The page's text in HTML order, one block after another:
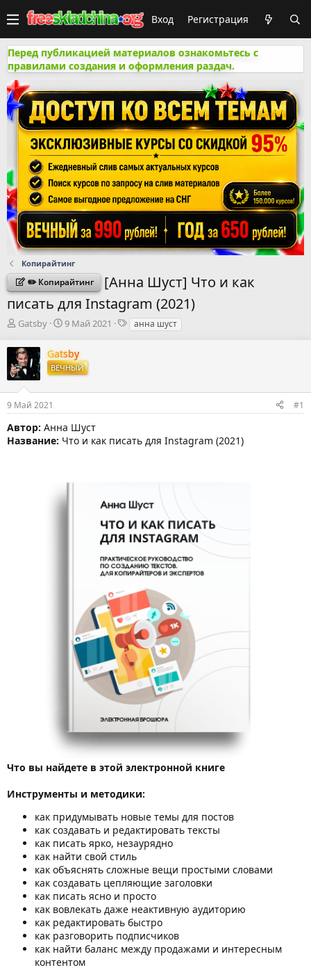
Вход Регистрация
Перед публикацией материалов ознакомьтесь с
правилами создания и оформления раздач.
Копирайтинг
✏️ Копирайтинг
[Анна Шуст] Что и как
писать для Instagram (2021)
А
т
о
р
м
ы
Gatsby
Д
т
а
н
а
л
а
9 Май 2021
Танна шуст
Gatsby
ВЕЧНЫЙ
9 Май 2021 #1
Автор: Анна Шуст
Название: Что и как писать для Instagram (2021)
Что вы найдете в этой электронной книге
Инструменты и методики:
как придумывать новые темы для постов
как создавать и редактировать тексты
как писать ярко, незаурядно
как найти свой стиль
как объяснять сложные вещи простыми словами
как создавать цепляющие заголовки
как писать ясно и просто
как вовлекать даже неактивную аудиторию
как редактировать быстро
как разговорить подписчиков
как найти баланс между продажами и интересным
контентом